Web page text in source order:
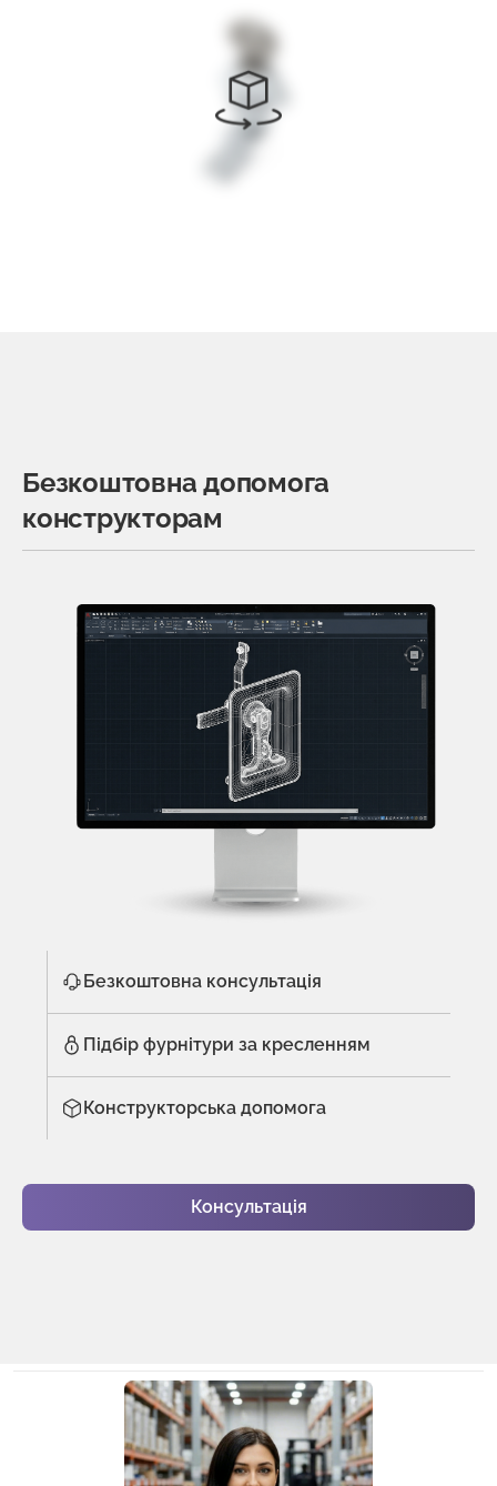
Безкоштовна допомога
конструкторам
Безкоштовна консультація
Підбір фурнітури за кресленням
Конструкторська допомога
Консультація